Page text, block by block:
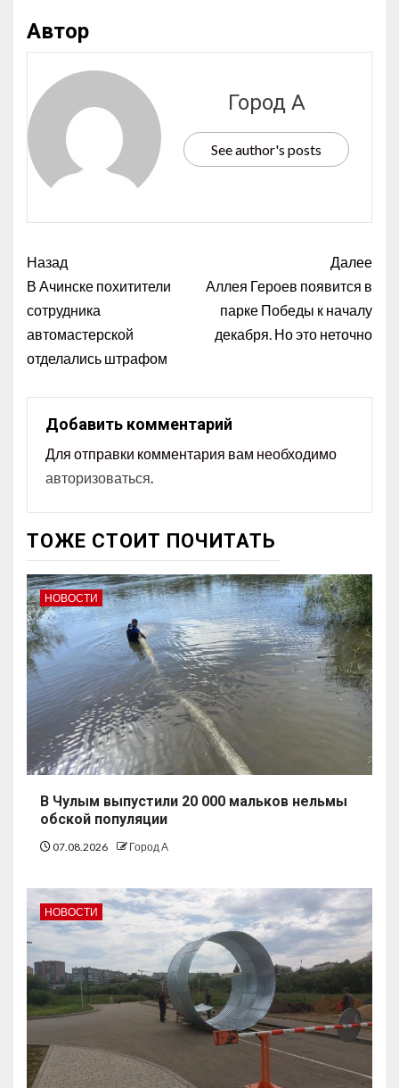
Автор
Город А
See author's posts
Назад
В Ачинске похитители
сотрудника
автомастерской
отделались штрафом
Далее
Аллея Героев появится в
парке Победы к началу
декабря. Но это неточно
Добавить комментарий
Для отправки комментария вам необходимо
авторизоваться.
ТОЖЕ СТОИТ ПОЧИТАТЬ
НОВОСТИ
В Чулым выпустили 20 000 мальков нельмы
обской популяции
07.08.2026 Город А
НОВОСТИ